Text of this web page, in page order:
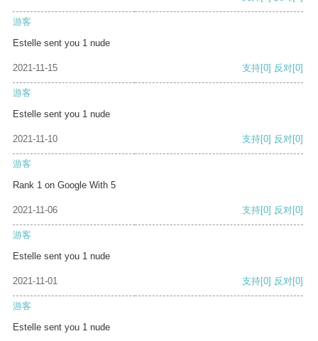
游客
Estelle sent you 1 nude
2021-11-15 支持[0] 反对[0]
游客
Estelle sent you 1 nude
2021-11-10 支持[0] 反对[0]
游客
Rank 1 on Google With 5
2021-11-06 支持[0] 反对[0]
游客
Estelle sent you 1 nude
2021-11-01 支持[0] 反对[0]
游客
Estelle sent you 1 nude